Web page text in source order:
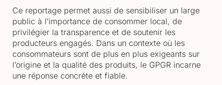
Ce reportage permet aussi de sensibiliser un large
public à l’importance de consommer local, de
privilégier la transparence et de soutenir les
producteurs engagés. Dans un contexte où les
consommateurs sont de plus en plus exigeants sur
l’origine et la qualité des produits, le GPGR incarne
une réponse concrète et fiable.